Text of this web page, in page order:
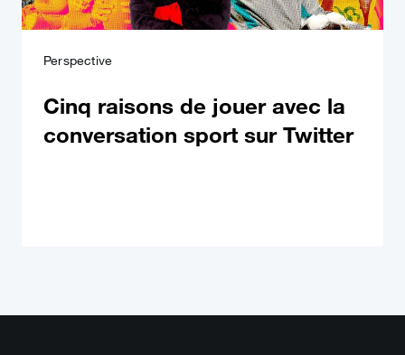
Perspective
Cinq raisons de jouer avec la
conversation sport sur Twitter